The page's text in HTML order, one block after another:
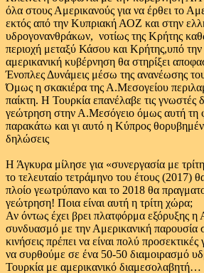
όλα στους Αμερικανούς για να έρθει το
εκτός από την Κυπριακή ΑΟΖ και στην
υδρογονανθράκων, νοτίως της Κρήτης
περιοχή μεταξύ Κάσου και Κρήτης,υπό
αμερικανική κυβέρνηση θα στηρίξει
Ένοπλες Δυνάμεις μέσω της ανανέωσης
Όμως η σκακιέρα της Α.Μεσογείου
παίκτη. Η Τουρκία επανέλαβε τις γνωστές
γεώτρηση στην Α.Μεσόγειο όμως αυτή τη
παρακάτω και γι αυτό η Κύπρος
δηλώσεις
Η Άγκυρα μίλησε για «συνεργασία με
το τελευταίο τετράμηνο του έτους (2017)
πλοίο γεωτρύπανο και το 2018 θα
γεώτρηση! Ποια είναι αυτή η τρίτη χώρα;
Αν όντως έχει βρει πλατφόρμα εξόρυξης η
συνδυασμό με την Αμερικανική παρουσία
κινήσεις πρέπει να είναι πολύ προσεκτικές
να συρθούμε σε ένα 50-50 διαμοιρασμό
Τουρκία με αμερικανικό διαμεσολαβητή…